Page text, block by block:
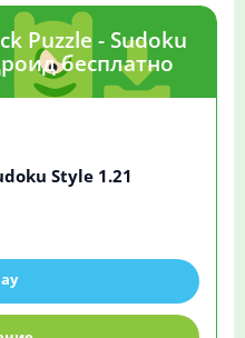
Puzzle - Sudoku
бесплатно
Style 1.21